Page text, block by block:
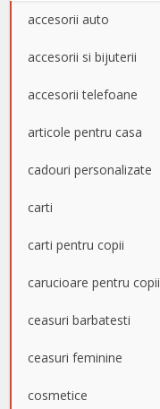
accesorii auto
accesorii si bijuterii
accesorii telefoane
articole pentru casa
cadouri personalizate
carti
carti pentru copii
carucioare pentru copii
ceasuri barbatesti
ceasuri feminine
cosmetice